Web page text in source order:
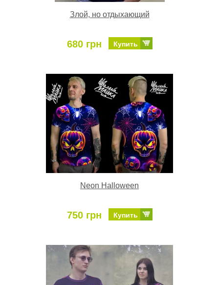
Злой, но отдыхающий
680 грн Купить
Neon Halloween
750 грн Купить